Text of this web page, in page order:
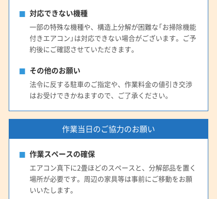
対応できない機種
一部の特殊な機種や、構造上分解が困難な「お掃除機能
付きエアコン」は対応できない場合がございます。ご予
約後にご確認させていただきます。
その他のお願い
法令に反する駐車のご指定や、作業料金の値引き交渉
はお受けできかねますので、ご了承ください。
作業当日のご協力のお願い
作業スペースの確保
エアコン真下に2畳ほどのスペースと、分解部品を置く
場所が必要です。周辺の家具等は事前にご移動をお願
いいたします。